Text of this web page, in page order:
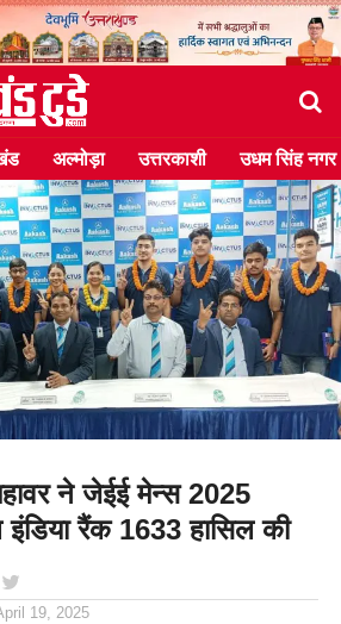
अल्मोड़ा उत्तरकाशी उधम सिंह नगर
ने जेईई मेन्स 2025
रैंक 1633 हासिल की
19, 2025